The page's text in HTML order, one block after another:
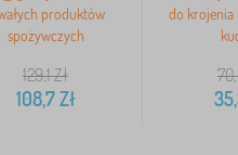
produktów
spożywczych
129,1Zł
108,7Zł
do krojenia